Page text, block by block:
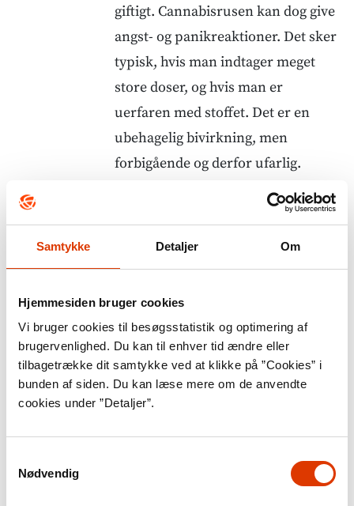
Samtykke Detaljer Om
Hjemmesiden bruger cookies
Vi bruger cookies til besøgsstatistik og optimering af
brugervenlighed. Du kan til enhver tid ændre eller
tilbagetrække dit samtykke ved at klikke på ”Cookies” i
bunden af siden. Du kan læse mere om de anvendte
cookies under ”Detaljer”.
Nødvendig
giftigt. Cannabisrusen kan dog give
angst- og panikreaktioner. Det sker
typisk, hvis man indtager meget
store doser, og hvis man er
uerfaren med stoffet. Det er en
ubehagelig bivirkning, men
forbigående og derfor ufarlig.
Sammenhængen mellem
cannabisbrug og psykoser og andre
psykiske lidelser er både meget
der er stadig uenighed blandt
forskere og læger om, hvorvidt
cannabis kan udløse psykoser og
andre psykiske lidelser. Nyere
forskning tyder på, at risikoen for
der mindst en gang i deres liv har